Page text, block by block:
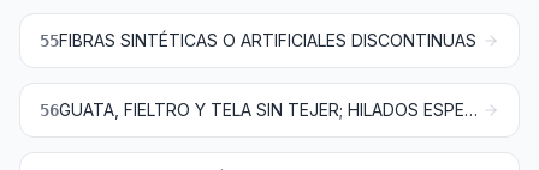
55FIBRAS SINTÉTICAS O ARTIFICIALES DISCONTINUAS
56 GUATA, FIELTRO Y TELA SIN TEJER; HILADOS ESPECIALES; CORDELES, CUERDAS Y CORDAJES; ARTÍCULOS DE CORDELERÍA